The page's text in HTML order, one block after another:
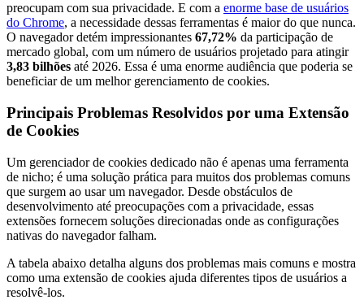
preocupam com sua privacidade. E com a enorme base de usuários
do Chrome, a necessidade dessas ferramentas é maior do que nunca.
O navegador detém impressionantes 67,72% da participação de
mercado global, com um número de usuários projetado para atingir
3,83 bilhões até 2026. Essa é uma enorme audiência que poderia se
beneficiar de um melhor gerenciamento de cookies.
Principais Problemas Resolvidos por uma Extensão
de Cookies
Um gerenciador de cookies dedicado não é apenas uma ferramenta
de nicho; é uma solução prática para muitos dos problemas comuns
que surgem ao usar um navegador. Desde obstáculos de
desenvolvimento até preocupações com a privacidade, essas
extensões fornecem soluções direcionadas onde as configurações
nativas do navegador falham.
A tabela abaixo detalha alguns dos problemas mais comuns e mostra
como uma extensão de cookies ajuda diferentes tipos de usuários a
resolvê-los.